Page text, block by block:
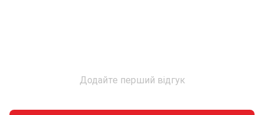
Додайте перший відгук